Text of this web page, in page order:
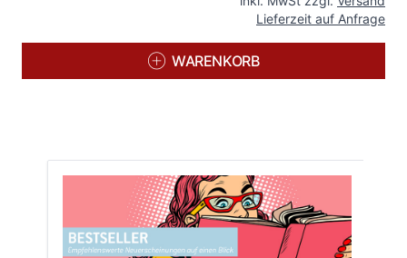
Lieferzeit auf Anfrage
WARENKORB